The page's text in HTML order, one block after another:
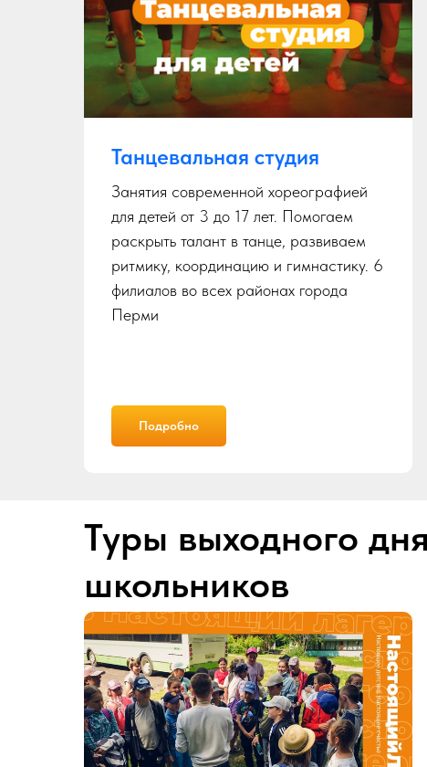
Танцевальная студия
Занятия современной хореографией
для детей от 3 до 17 лет. Помогаем
раскрыть талант в танце, развиваем
ритмику, координацию и гимнастику. 6
филиалов во всех районах города
Перми
Подробно
Туры выходного
школьников